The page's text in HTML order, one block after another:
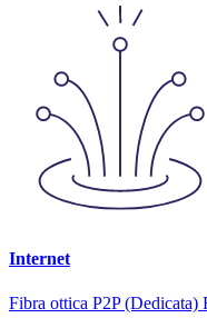
Internet
Fibra ottica P2P (Dedicata)